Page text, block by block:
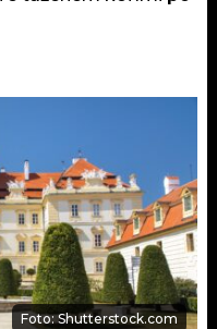
Foto: Shutterstock.com